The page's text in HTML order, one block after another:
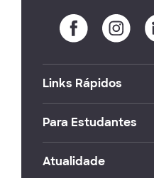
Links Rápidos
Para Estudantes
Atualidade